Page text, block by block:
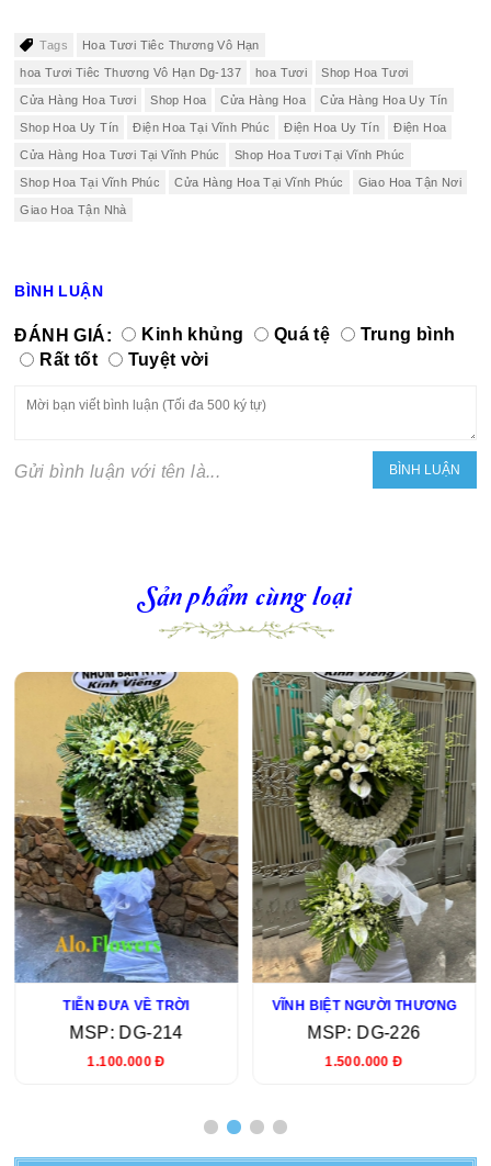
Tags Hoa Tươi Tiêc Thương Vô Hạn
hoa Tươi Tiêc Thương Vô Hạn Dg-137 hoa Tươi Shop Hoa Tươi
Cửa Hàng Hoa Tươi Shop Hoa Cửa Hàng Hoa Cửa Hàng Hoa Uy Tín
Shop Hoa Uy Tín Điện Hoa Tại Vĩnh Phúc Điện Hoa Uy Tín Điện Hoa
Cửa Hàng Hoa Tươi Tại Vĩnh Phúc Shop Hoa Tươi Tại Vĩnh Phúc
Shop Hoa Tại Vĩnh Phúc Cửa Hàng Hoa Tại Vĩnh Phúc Giao Hoa Tận Nơi
Giao Hoa Tận Nhà
BÌNH LUẬN
ĐÁNH GIÁ: Kinh khủng Quá tệ
Trung bình
Rất tốt
Tuyệt vời
Gửi bình luận với tên là...
Sản phẩm cùng loại
TIỄN ĐƯA VỀ TRỜI
MSP: DG-214
1.100.000 Đ
VĨNH BIỆT NGƯỜI THƯƠNG
MSP: DG-226
1.500.000 Đ